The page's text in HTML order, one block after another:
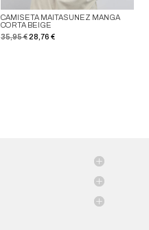
CAMISETA MAITASUNEZ MANGA
CORTA BEIGE
35,95€El
precio
28,76€El